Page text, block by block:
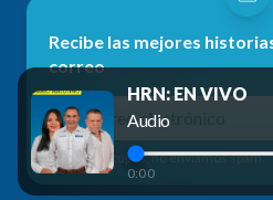
Recibe las mejores
correo
No te preocupes, no enviamos spam.
HRN: EN VIVO
Audio
0:00